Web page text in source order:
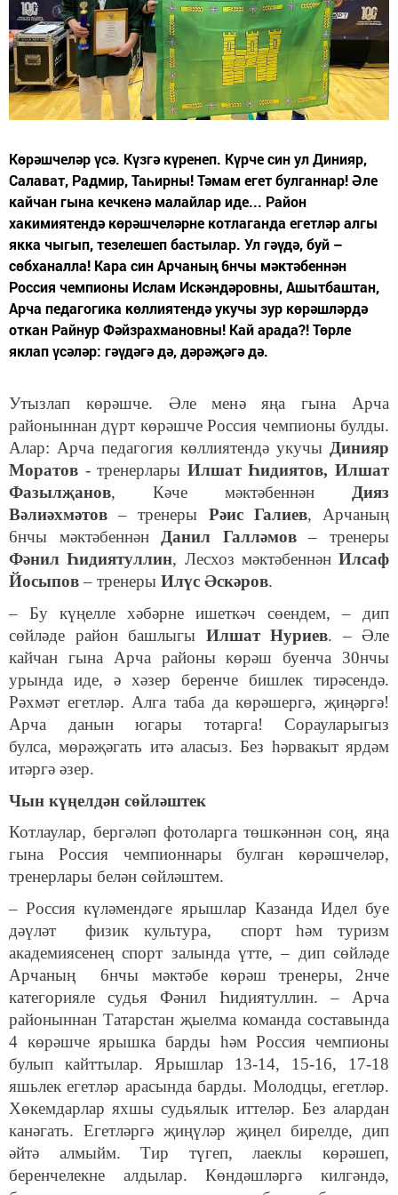
Көрәшчеләр үсә. Күзгә күренеп. Күрче син ул Динияр,
Салават, Радмир, Таһирны! Тәмам егет булганнар! Әле
кайчан гына кечкенә малайлар иде... Район
хакимиятендә көрәшчеләрне котлаганда егетләр алгы
якка чыгып, тезелешеп бастылар. Ул гәүдә, буй –
сөбханалла! Кара син Арчаның 6нчы мәктәбеннән
Россия чемпионы Ислам Искәндәровны, Ашытбаштан,
Арча педагогика көллиятендә укучы зур көрәшләрдә
откан Райнур Фәйзрахмановны! Кай арада?! Төрле
яклап үсәләр: гәүдәгә дә, дәрәҗәгә дә.
Утызлап көрәшче. Әле менә яңа гына Арча
районыннан дүрт көрәшче Россия чемпионы булды.
Алар: Арча педагогия көллиятендә укучы Динияр
Моратов - тренерлары Илшат Һидиятов, Илшат
Фазылҗанов, Кәче мәктәбеннән Дияз
Вәлиәхмәтов – тренеры Рәис Галиев, Арчаның
6нчы мәктәбеннәнДанил Галләмов– тренеры
Фәнил Һидиятуллин, Лесхоз мәктәбеннән Илсаф
Йосыпов – тренеры Илүс Әскәров.
– Бу күңелле хәбәрне ишеткәч сөендем, – дип
сөйләде район башлыгы Илшат Нуриев. – Әле
кайчан гына Арча районы көрәш буенча 30нчы
урында иде, ә хәзер беренче бишлек тирәсендә.
Рәхмәт егетләр. Алга таба да көрәшергә, җиңәргә!
Арча данын югары тотарга! Сорауларыгыз
булса, мөрәҗәгать итә аласыз. Без һәрвакыт ярдәм
итәргә әзер.
Чын күңелдән сөйләштек
Котлаулар, бергәләп фотоларга төшкәннән соң, яңа
гына Россия чемпионнары булган көрәшчеләр,
тренерлары белән сөйләштем.
– Россия күләмендәге ярышлар Казанда Идел буе
дәүләт физик культура, спорт һәм туризм
академиясенең спорт залында үтте, – дип сөйләде
Арчаның 6нчы мәктәбе көрәш тренеры, 2нче
категорияле судья Фәнил Һидиятуллин. – Арча
районыннан Татарстан җыелма команда составында
4 көрәшче ярышка барды һәм Россия чемпионы
булып кайттылар. Ярышлар 13-14, 15-16, 17-18
яшьлек егетләр арасында барды. Молодцы, егетләр.
Хөкемдарлар яхшы судьялык иттеләр. Без алардан
канәгать. Егетләргә җиңүләр җиңел бирелде, дип
әйтә алмыйм. Тир түгеп, лаеклы көрәшеп,
беренчелекне алдылар. Көндәшләргә килгәндә,